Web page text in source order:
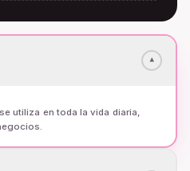
▾
utiliza en toda la vida diaria,